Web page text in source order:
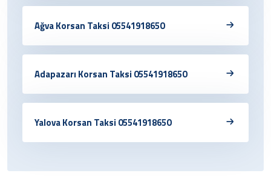
Ağva Korsan Taksi 05541918650
Adapazarı Korsan Taksi 05541918650
Yalova Korsan Taksi 05541918650